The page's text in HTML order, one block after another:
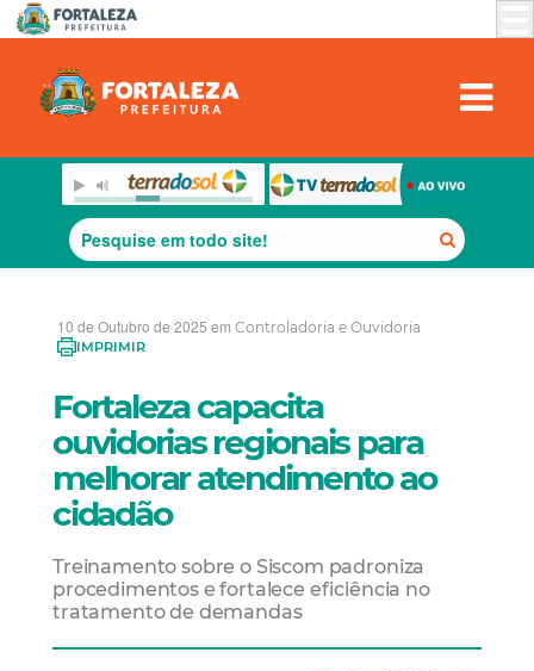
10 de Outubro de 2025 em Controladoria e Ouvidoria
IMPRIMIR
Fortaleza capacita
ouvidorias regionais para
melhorar atendimento ao
cidadão
Treinamento sobre o Siscom padroniza
procedimentos e fortalece eficiência no
tratamento de demandas